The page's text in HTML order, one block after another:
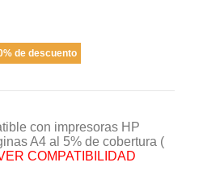
de descuento
con impresoras HP
A4 al 5% de cobertura (
COMPATIBILIDAD